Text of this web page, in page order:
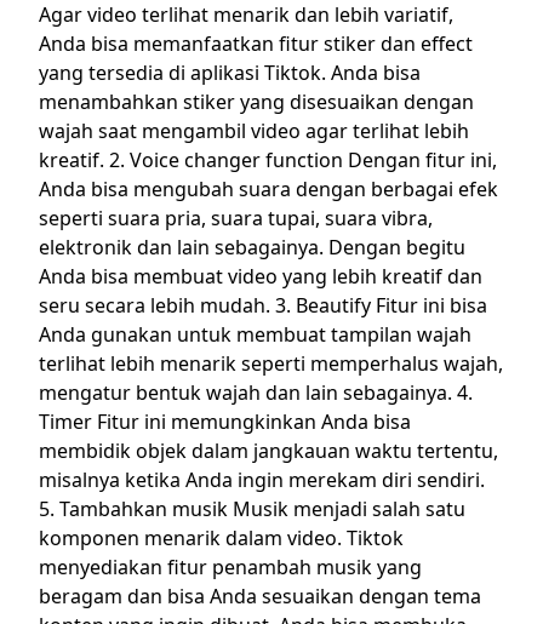
Agar video terlihat menarik dan lebih variatif,
Anda bisa memanfaatkan fitur stiker dan effect
yang tersedia di aplikasi Tiktok. Anda bisa
menambahkan stiker yang disesuaikan dengan
wajah saat mengambil video agar terlihat lebih
kreatif. 2. Voice changer function Dengan fitur ini,
Anda bisa mengubah suara dengan berbagai efek
seperti suara pria, suara tupai, suara vibra,
elektronik dan lain sebagainya. Dengan begitu
Anda bisa membuat video yang lebih kreatif dan
seru secara lebih mudah. 3. Beautify Fitur ini bisa
Anda gunakan untuk membuat tampilan wajah
terlihat lebih menarik seperti memperhalus wajah,
mengatur bentuk wajah dan lain sebagainya. 4.
Timer Fitur ini memungkinkan Anda bisa
membidik objek dalam jangkauan waktu tertentu,
misalnya ketika Anda ingin merekam diri sendiri.
5. Tambahkan musik Musik menjadi salah satu
komponen menarik dalam video. Tiktok
menyediakan fitur penambah musik yang
beragam dan bisa Anda sesuaikan dengan tema